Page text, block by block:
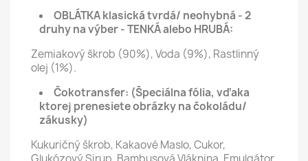
OBLÁTKA klasická tvrdá/ neohybná - 2
druhy na výber - TENKÁ alebo HRUBÁ:
Zemiakový škrob (90%), Voda (9%), Rastlinný
olej (1%).
Čokotransfer: (Špeciálna fólia, vďaka
ktorej prenesiete obrázky na čokoládu/
zákusky)
Kukuričný škrob, Kakaové Maslo, Cukor,